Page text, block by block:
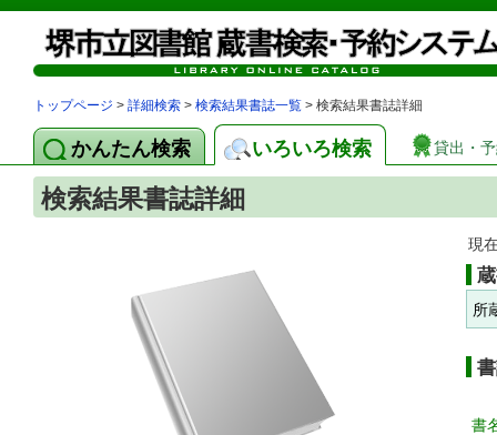
トップページ > 詳細検索 > 検索結果書誌一覧 > 検索結果書誌詳細
かんたん検索 いろいろ検索 貸出・
検索結果書誌詳細
現
所
書